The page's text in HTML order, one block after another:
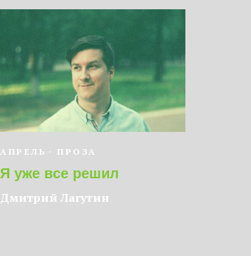
АПРЕЛЬ ПРОЗА
Я уже все решил
Дмитрий Лагутин